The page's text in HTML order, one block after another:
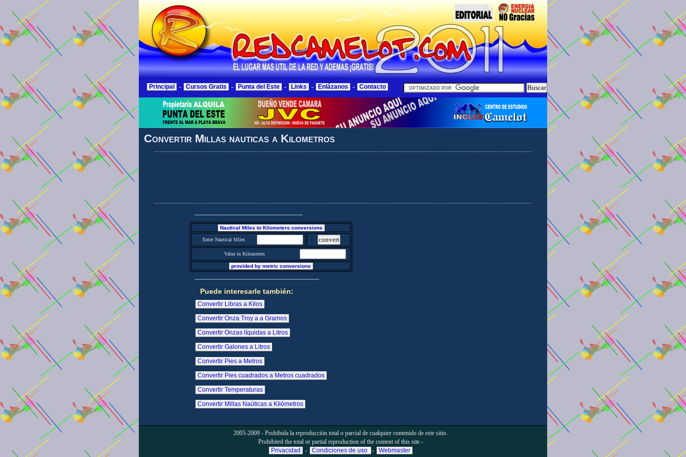
Principal - Cursos Gratis - Punta del Este - Links - Enlázanos - Contacto
Convertir Millas nauticas a Kilometros
-----------------------------------------------------
Nautical Miles to Kilometers conversions
Enter Nautical Miles
Value in Kilometers
provided by metric conversions
-------------------------------------------------------------
Puede interesarle también:
Convertir Libras a Kilos
Convertir Onza Troy a a Gramos
Convertir Onzas líquidas a Litros
Convertir Galones a Litros
Convertir Pies a Metros
Convertir Pies cuadrados a Metros cuadrados
Convertir Temperaturas
Convertir Millas Naúticas a Kilómetros
2005-2009 - Prohibida la reproducción total o parcial de cualquier contenido de este sitio.
Prohibited the total or partial reproduction of the content of this site -
Privacidad
- Condiciones de uso - Webmaster